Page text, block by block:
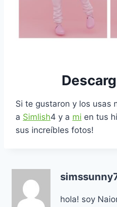
Si te gustaron y los usas
a Simlish4 y a mi en tus
sus increíbles fotos!
hola! soy